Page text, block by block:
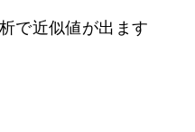
で近似値が出ます